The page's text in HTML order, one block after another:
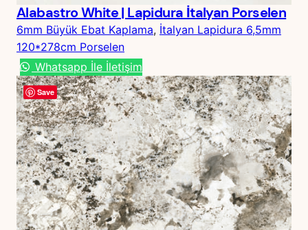
Alabastro White | Lapidura İtalyan Porselen
6mm Büyük Ebat Kaplama, İtalyan Lapidura 6,5mm
120*278cm Porselen
Whatsapp İle İletişim
Save